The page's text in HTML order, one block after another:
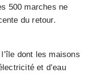
500 marches ne
du retour.
dont les maisons
et d’eau